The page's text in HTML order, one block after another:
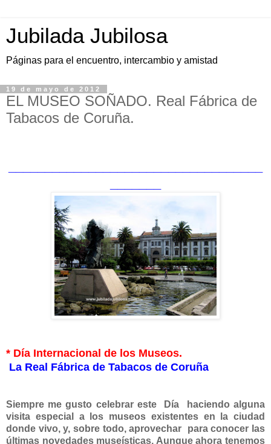
Jubilada Jubilosa
Páginas para el encuentro, intercambio y amistad
19 de mayo de 2012
EL MUSEO SOÑADO. Real Fábrica de
Tabacos de Coruña.
* Día Internacional de los Museos.
La Real Fábrica de Tabacos de Coruña
Siempre me gusto celebrar este Día haciendo alguna
visita especial a los museos existentes en la ciudad
donde vivo, y, sobre todo, aprovechar para conocer las
últimas novedades museísticas. Aunque ahora tenemos